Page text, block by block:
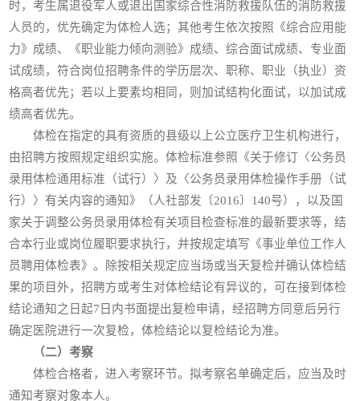
时，考生属退役军人或退出国家综合性消防救援队伍的消防救援
人员的，优先确定为体检人选；其他考生依次按照《综合应用能
力》成绩、《职业能力倾向测验》成绩、综合面试成绩、专业面
试成绩，符合岗位招聘条件的学历层次、职称、职业（执业）资
格高者优先；若以上要素均相同，则加试结构化面试，以加试成
绩高者优先。
体检在指定的具有资质的县级以上公立医疗卫生机构进行，
由招聘方按照规定组织实施。体检标准参照《关于修订〈公务员
录用体检通用标准（试行）〉及〈公务员录用体检操作手册（试
行）〉有关内容的通知》（人社部发〔2016〕140号），以及国
家关于调整公务员录用体检有关项目检查标准的最新要求等，结
合本行业或岗位履职要求执行，并按规定填写《事业单位工作人
员聘用体检表》。除按相关规定应当场或当天复检并确认体检结
果的项目外，招聘方或考生对体检结论有异议的，可在接到体检
结论通知之日起7日内书面提出复检申请，经招聘方同意后另行
确定医院进行一次复检，体检结论以复检结论为准。
（二）考察
体检合格者，进入考察环节。拟考察名单确定后，应当及时
通知考察对象本人。